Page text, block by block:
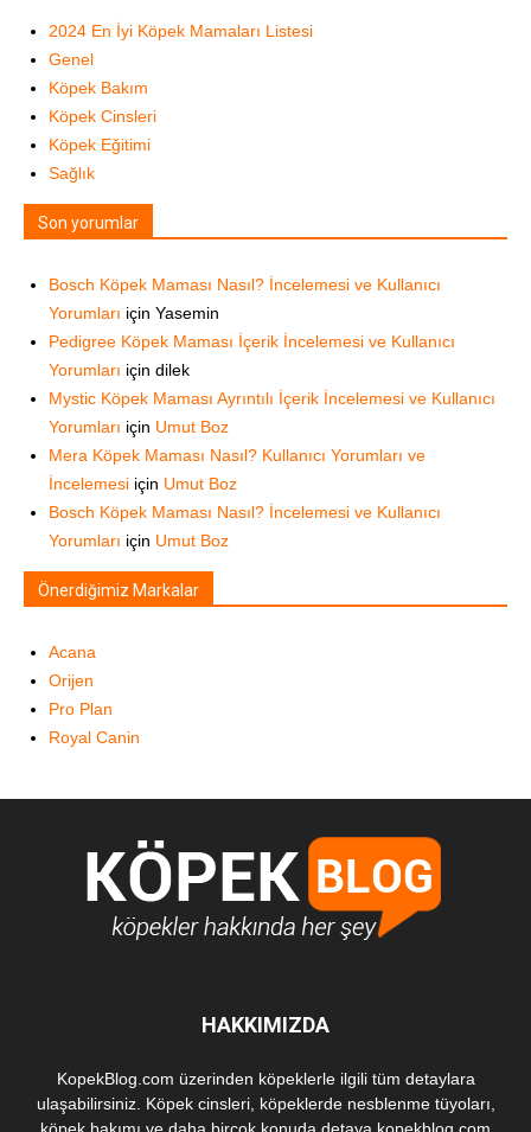
2024 En İyi Köpek Mamaları Listesi
Genel
Köpek Bakım
Köpek Cinsleri
Köpek Eğitimi
Sağlık
Son yorumlar
Bosch Köpek Maması Nasıl? İncelemesi ve Kullanıcı
Yorumları için Yasemin
Pedigree Köpek Maması İçerik İncelemesi ve Kullanıcı
Yorumları için dilek
Mystic Köpek Maması Ayrıntılı İçerik İncelemesi ve Kullanıcı
Yorumları için Umut Boz
Mera Köpek Maması Nasıl? Kullanıcı Yorumları ve
İncelemesi için Umut Boz
Bosch Köpek Maması Nasıl? İncelemesi ve Kullanıcı
Yorumları için Umut Boz
Önerdiğimiz Markalar
Acana
Orijen
Pro Plan
Royal Canin
HAKKIMIZDA
KopekBlog.com üzerinden köpeklerle ilgili tüm detaylara
ulaşabilirsiniz. Köpek cinsleri, köpeklerde nesblenme tüyoları,